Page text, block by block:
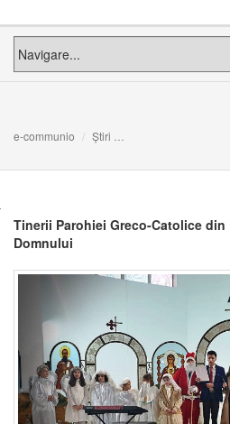
e-communio Știri
Tinerii Parohiei Greco-Catolice
Domnului